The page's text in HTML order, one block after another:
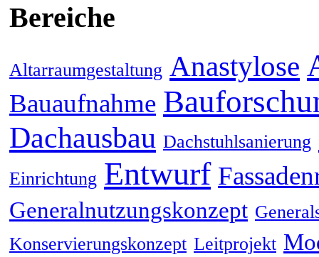
Bereiche
Altarraumgestaltung Anastylose
Bauaufnahme
Dachausbau Dachstuhlsanierung
Einrichtung Entwurf
Generalnutzungskonzept
Konservierungskonzept Leitprojekt